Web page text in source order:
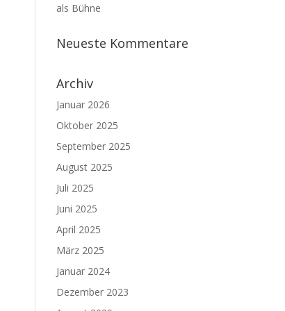
als Bühne
Neueste Kommentare
Archiv
Januar 2026
Oktober 2025
September 2025
August 2025
Juli 2025
Juni 2025
April 2025
März 2025
Januar 2024
Dezember 2023